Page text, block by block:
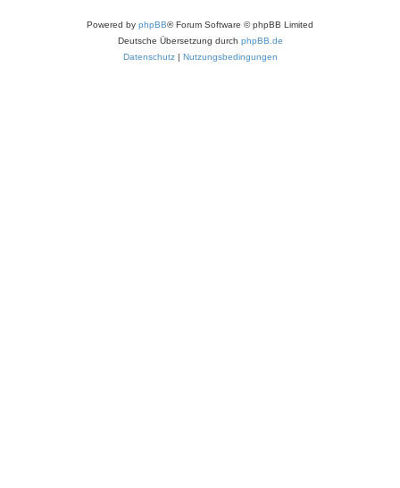
Powered by phpBB® Forum Software © phpBB Limited
Deutsche Übersetzung durch phpBB.de
Datenschutz| Nutzungsbedingungen